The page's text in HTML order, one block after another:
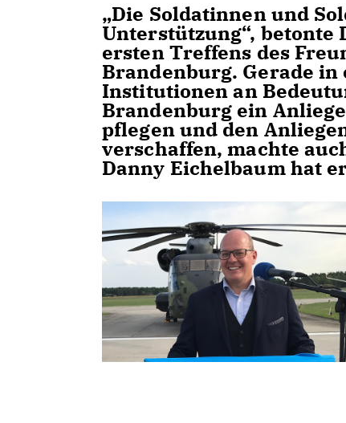
Die Soldatinnen und
Unterstützung“, betonte
ersten Treffens des
Brandenburg. Gerade
Institutionen an
Brandenburg ein
pflegen und den
verschaffen, machte
Danny Eichelbaum hat